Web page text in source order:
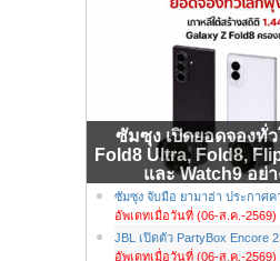
ซัมซุง เปิดยอดจองทั่
Fold8 Ultra, Fold8,
และ Watch9 อย่า
ซัมซุง จับมือ ยามาฮ่า ประกาศค
อัพเดทเมื่อวันที่ (06-ส.ค.-2569)
JBL เปิดตัว PartyBox Encore
อัพเดทเมื่อวันที่ (06-ส.ค.-2569)